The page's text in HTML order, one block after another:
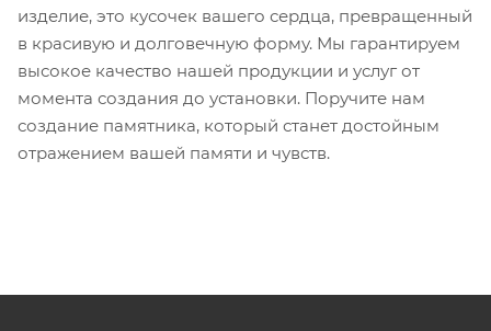
изделие, это кусочек вашего сердца, превращенный
в красивую и долговечную форму. Мы гарантируем
высокое качество нашей продукции и услуг от
момента создания до установки. Поручите нам
создание памятника, который станет достойным
отражением вашей памяти и чувств.